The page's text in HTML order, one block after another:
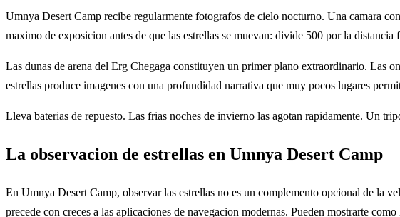
Umnya Desert Camp recibe regularmente fotografos de cielo nocturno. Una camara
maximo de exposicion antes de que las estrellas se muevan: divide 500 por la distancia
Las dunas de arena del Erg Chegaga constituyen un primer plano extraordinario. Las
estrellas produce imagenes con una profundidad narrativa que muy pocos lugares
Lleva baterias de repuesto. Las frias noches de invierno las agotan rapidamente. Un
La observacion de estrellas en Umnya Desert Camp
En Umnya Desert Camp, observar las estrellas no es un complemento opcional de la
precede con creces a las aplicaciones de navegacion modernas. Pueden mostrarte